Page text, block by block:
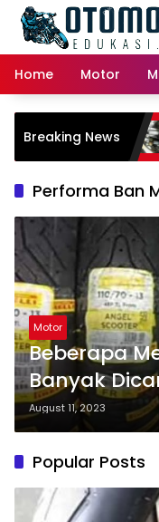
content
Home
Motor
Breaking News
Matic:
Pemilik
Performa Ban
Motor
Beberapa
Banyak
untuk
August 11, 2023
Popular Posts